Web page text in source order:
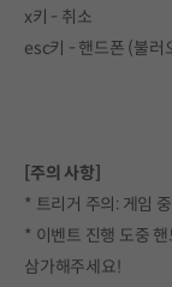
x키 - 취소
esc키 - 핸드폰 (불러
[주의 사항]
* 트리거 주의: 게임
* 이벤트 진행 도중
삼가해주세요!